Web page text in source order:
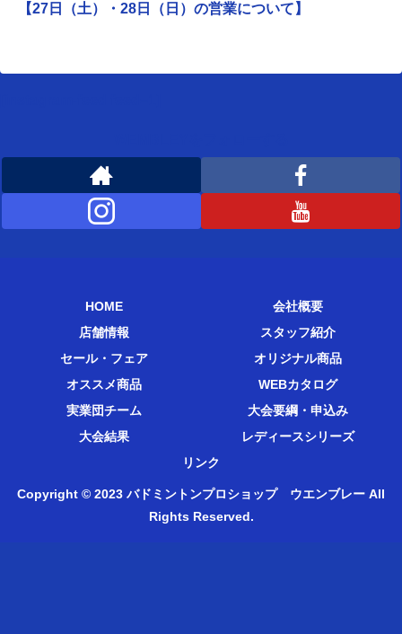
【27日（土）・28日（日）の営業について】
HOME
会社概要
店舗情報
スタッフ紹介
セール・フェア
オリジナル商品
オススメ商品
WEBカタログ
実業団チーム
大会要綱・申込み
大会結果
レディースシリーズ
リンク
Copyright © 2023 バドミントンプロショップ ウエンブレー All
Rights Reserved.